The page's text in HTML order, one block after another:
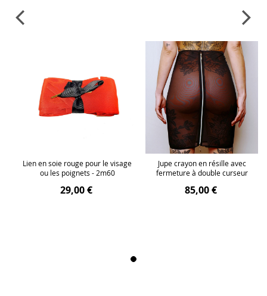
Lien en soie rouge pour le visage
ou les poignets - 2m60
29,00 €
Jupe crayon en résille avec
fermeture à double curseur
85,00 €